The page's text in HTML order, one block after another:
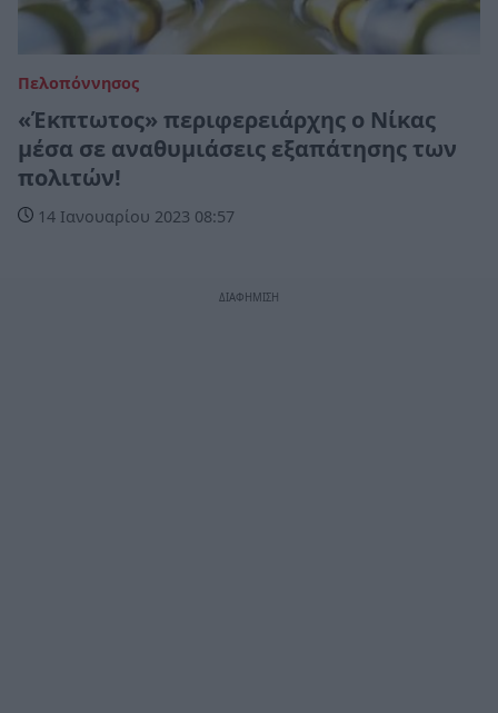
Πελοπόννησος
«Έκπτωτος» περιφερειάρχης ο Νίκας
μέσα σε αναθυμιάσεις εξαπάτησης των
πολιτών!
14 Ιανουαρίου 2023 08:57